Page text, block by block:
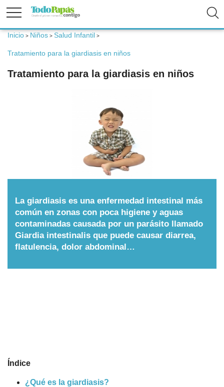
Embarazo
Calculadoras
Nombres
Inicio > Niños > Salud Infantil >
Tratamiento para la giardiasis en niños
Tratamiento para la giardiasis en niños
La giardiasis es una enfermedad intestinal más
común en zonas con poca higiene y aguas
contaminadas causada por un parásito llamado
Giardia intestinalis que puede causar diarrea,
flatulencia, dolor abdominal…
Índice
¿Qué es la giardiasis?